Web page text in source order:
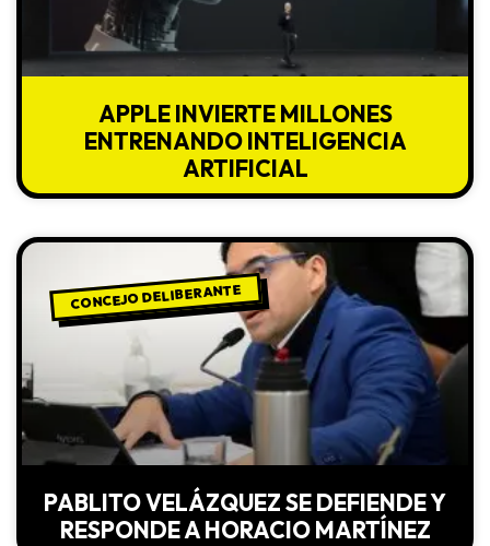
APPLE INVIERTE MILLONES
ENTRENANDO INTELIGENCIA
ARTIFICIAL
CONCEJO DELIBERANTE
PABLITO VELÁZQUEZ SE DEFIENDE Y
RESPONDE A HORACIO MARTÍNEZ